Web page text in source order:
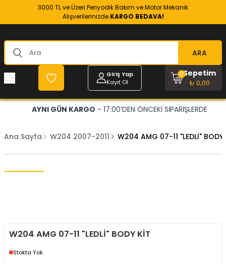
3000 TL ve Üzeri Periyodik Bakım ve Motor Mekanik
Alışverilerinizde KARGO BEDAVA!
ARA
Giriş Yap
Kayıt Ol
Sepetim
₺ 0,00
0
AYNI GÜN KARGO - 17:00’DEN ÖNCEKİ SİPARİŞLERDE
Ana Sayfa W204 2007-2011 W204 AMG 07-11 "LEDLİ" BODY
W204 AMG 07-11 "LEDLİ" BODY KİT
Stokta Yok